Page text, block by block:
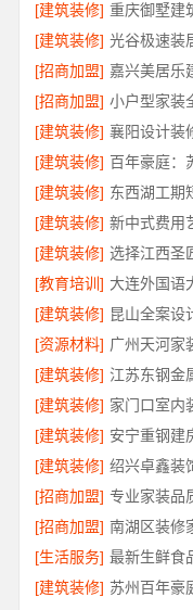
[建筑装修]
[建筑装修]
[招商加盟] 嘉兴美居乐
[招商加盟]
[建筑装修]
[建筑装修] 百年豪庭：
[建筑装修]
[建筑装修]
[建筑装修]
[教育培训] 大连外国语
[建筑装修]
[资源材料] 广州天河家
[建筑装修]
[建筑装修]
[建筑装修]
[建筑装修]
[招商加盟] 专业家装品
[招商加盟]
[生活服务]
[建筑装修]